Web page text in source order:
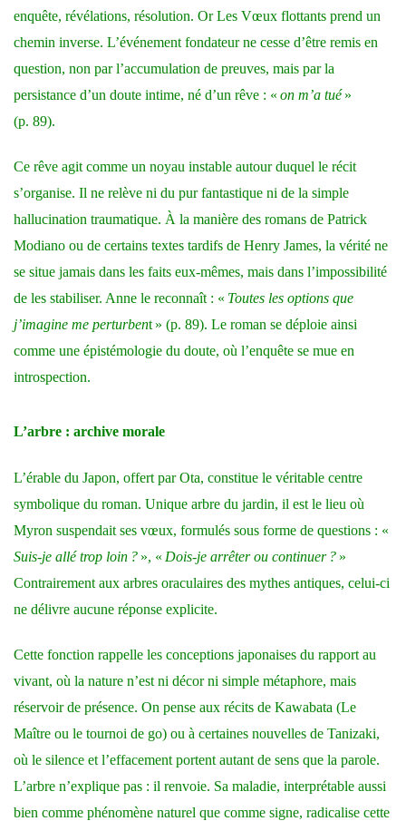
enquête, révélations, résolution. Or Les Vœux flottants prend un
chemin inverse. L’événement fondateur ne cesse d’être remis en
question, non par l’accumulation de preuves, mais par la
persistance d’un doute intime, né d’un rêve : « on m’a tué»
(p. 89).
Ce rêve agit comme un noyau instable autour duquel le récit
s’organise. Il ne relève ni du pur fantastique ni de la simple
hallucination traumatique. À la manière des romans de Patrick
Modiano ou de certains textes tardifs de Henry James, la vérité ne
se situe jamais dans les faits eux-mêmes, mais dans l’impossibilité
de les stabiliser. Anne le reconnaît : « Toutes les options que
j’imagine me perturbent » (p. 89). Le roman se déploie ainsi
comme une épistémologie du doute, où l’enquête se mue en
introspection.
L’arbre : archive morale
L’érable du Japon, offert par Ota, constitue le véritable centre
symbolique du roman. Unique arbre du jardin, il est le lieu où
Myron suspendait ses vœux, formulés sous forme de questions : «
Suis-je allé trop loin ? », « Dois-je arrêter ou continuer ? »
Contrairement aux arbres oraculaires des mythes antiques, celui-ci
ne délivre aucune réponse explicite.
Cette fonction rappelle les conceptions japonaises du rapport au
vivant, où la nature n’est ni décor ni simple métaphore, mais
réservoir de présence. On pense aux récits de Kawabata (Le
Maître ou le tournoi de go) ou à certaines nouvelles de Tanizaki,
où le silence et l’effacement portent autant de sens que la parole.
L’arbre n’explique pas : il renvoie. Sa maladie, interprétable aussi
bien comme phénomène naturel que comme signe, radicalise cette